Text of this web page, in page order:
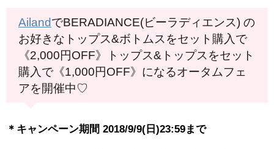
AilandでBERADIANCE(ビーラディエンス) の
お好きなトップス&ボトムスをセット購入で
《2,000円OFF》トップス&トップスをセット
購入で《1,000円OFF》になるオータムフェ
アを開催中♡
＊キャンペーン期間 2018/9/9(日)23:59まで